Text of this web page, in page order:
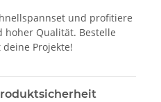
und profitiere
hoher Qualität. Bestelle
Projekte!